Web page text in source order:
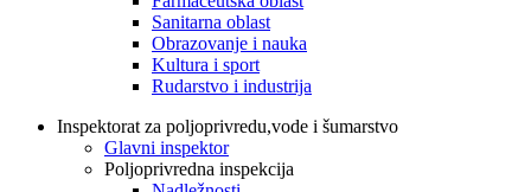
Sanitarna oblast
Obrazovanje i nauka
Kultura i sport
Rudarstvo i industrija
Inspektorat za poljoprivredu,vode i šumarstvo
Glavni inspektor
Poljoprivredna inspekcija